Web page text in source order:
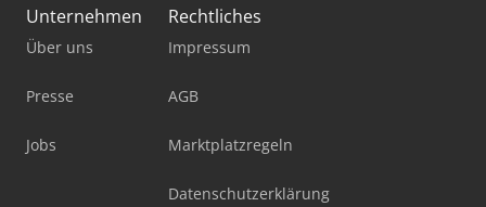
Unternehmen
Über uns
Presse
Jobs
Rechtliches
Impressum
AGB
Marktplatzregeln
Datenschutzerklärung